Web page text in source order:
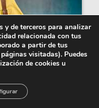
de
y de terceros para analizar
relacionada con tus
a partir de tus
visitadas). Puedes
de cookies u